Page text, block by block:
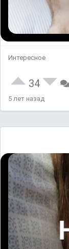
Интересное
34
5 лет назад